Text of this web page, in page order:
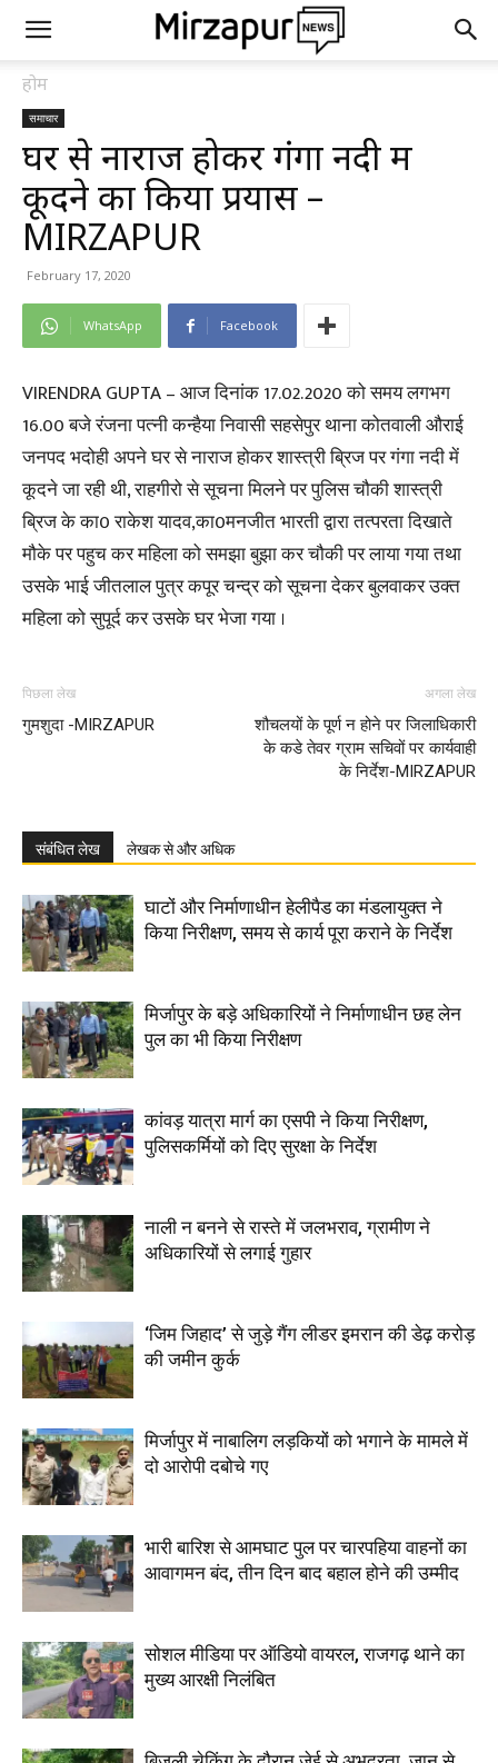
होम
समाचार
घर से नाराज होकर गंगा नदी में
कूदने का किया प्रयास –
MIRZAPUR
February 17, 2020
WhatsApp Facebook
VIRENDRA GUPTA – आज दिनांक 17.02.2020 को समय लगभग
16.00 बजे रंजना पत्नी कन्हैया निवासी सहसेपुर थाना कोतवाली औराई
जनपद भदोही अपने घर से नाराज होकर शास्त्री ब्रिज पर गंगा नदी में
कूदने जा रही थी, राहगीरो से सूचना मिलने पर पुलिस चौकी शास्त्री
ब्रिज के का0 राकेश यादव,का0मनजीत भारती द्वारा तत्परता दिखाते
मौके पर पहुच कर महिला को समझा बुझा कर चौकी पर लाया गया तथा
उसके भाई जीतलाल पुत्र कपूर चन्द्र को सूचना देकर बुलवाकर उक्त
महिला को सुपूर्द कर उसके घर भेजा गया ।
पिछला लेख
गुमशुदा -MIRZAPUR
अगला लेख
शौचलयों के पूर्ण न होने पर जिलाधिकारी
के कडे तेवर ग्राम सचिवों पर कार्यवाही
के निर्देश-MIRZAPUR
संबंधित लेख लेखक से और अधिक
घाटों और निर्माणाधीन हेलीपैड का मंडलायुक्त ने
किया निरीक्षण, समय से कार्य पूरा कराने के निर्देश
मिर्जापुर के बड़े अधिकारियों ने निर्माणाधीन छह लेन
पुल का भी किया निरीक्षण
कांवड़ यात्रा मार्ग का एसपी ने किया निरीक्षण,
पुलिसकर्मियों को दिए सुरक्षा के निर्देश
नाली न बनने से रास्ते में जलभराव, ग्रामीण ने
अधिकारियों से लगाई गुहार
‘जिम जिहाद’ से जुड़े गैंग लीडर इमरान की डेढ़ करोड़
की जमीन कुर्क
मिर्जापुर में नाबालिग लड़कियों को भगाने के मामले में
दो आरोपी दबोचे गए
भारी बारिश से आमघाट पुल पर चारपहिया वाहनों का
आवागमन बंद, तीन दिन बाद बहाल होने की उम्मीद
सोशल मीडिया पर ऑडियो वायरल, राजगढ़ थाने का
मुख्य आरक्षी निलंबित